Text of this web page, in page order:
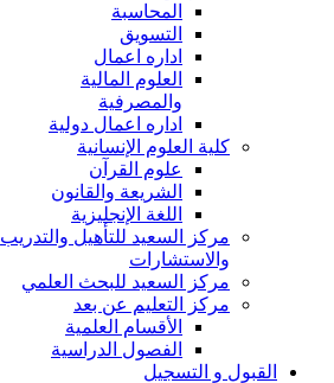
المحاسبة
التسويق
اداره اعمال
العلوم المالية
والمصرفية
اداره اعمال دولية
كلية العلوم الإنسانية
علوم القرآن
الشريعة والقانون
اللغة الإنجليزية
مركز السعيد للتأهيل والتدريب
والاستشارات
مركز السعيد للبحث العلمي
مركز التعليم عن بعد
الأقسام العلمية
الفصول الدراسية
القبول و التسجيل